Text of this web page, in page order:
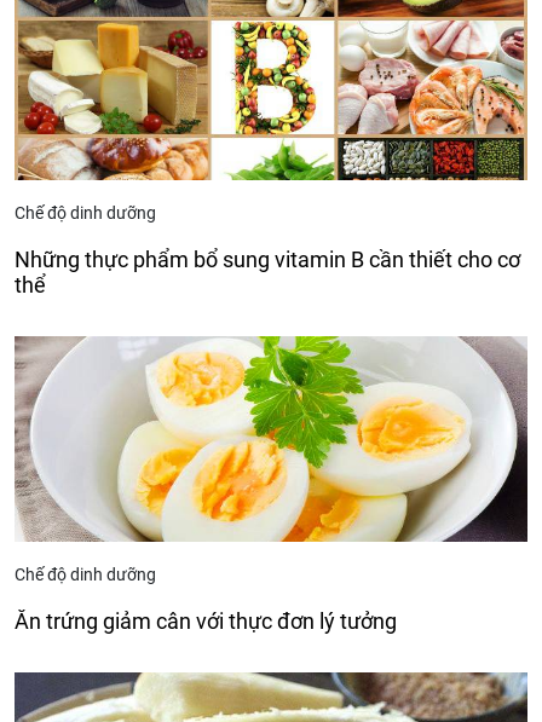
Chế độ dinh dưỡng
Những thực phẩm bổ sung vitamin B cần thiết cho cơ
thể
Chế độ dinh dưỡng
Ăn trứng giảm cân với thực đơn lý tưởng